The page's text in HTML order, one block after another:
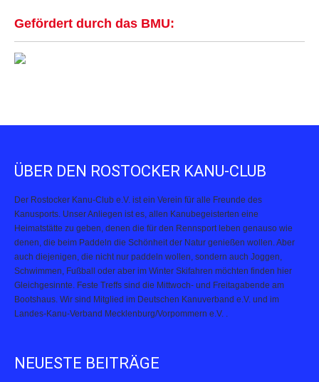
Gefördert durch das BMU:
ÜBER DEN ROSTOCKER KANU-CLUB
Der Rostocker Kanu-Club e.V. ist ein Verein für alle Freunde des
Kanusports. Unser Anliegen ist es, allen Kanubegeisterten eine
Heimatstätte zu geben, denen die für den Rennsport leben genauso wie
denen, die beim Paddeln die Schönheit der Natur genießen wollen. Aber
auch diejenigen, die nicht nur paddeln wollen, sondern auch Joggen,
Schwimmen, Fußball oder aber im Winter Skifahren möchten finden hier
Gleichgesinnte. Feste Treffs sind die Mittwoch- und Freitagabende am
Bootshaus. Wir sind Mitglied im Deutschen Kanuverband e.V. und im
Landes-Kanu-Verband Mecklenburg/Vorpommern e.V. .
NEUESTE BEITRÄGE